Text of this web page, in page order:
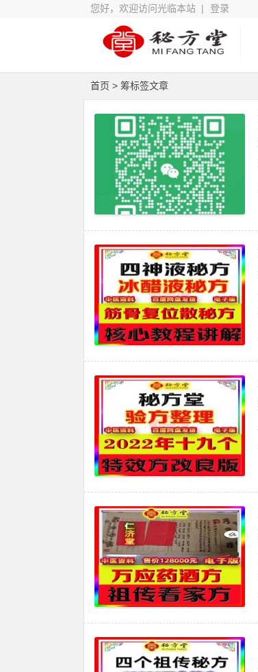
您好，欢迎访问光临本站 | 登录
首页 > 筹标签文章